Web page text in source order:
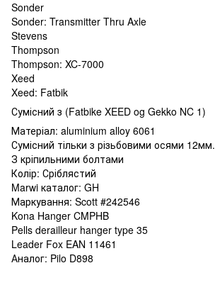
Sonder
Sonder: Transmitter Thru Axle
Stevens
Thompson
Thompson: XC-7000
Xeed
Xeed: Fatbik
Сумісний з (Fatbike XEED og Gekko NC 1)
Матеріал: aluminium alloy 6061
Сумісний тільки з різьбовими осями 12мм.
З кріпильними болтами
Колір: Сріблястий
Marwi каталог: GH
Маркування: Scott #242546
Kona Hanger CMPHB
Pells derailleur hanger type 35
Leader Fox EAN 11461
Аналог: Pilo D898